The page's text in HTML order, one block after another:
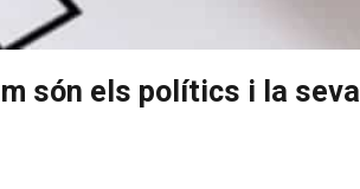
són els polítics i la seva